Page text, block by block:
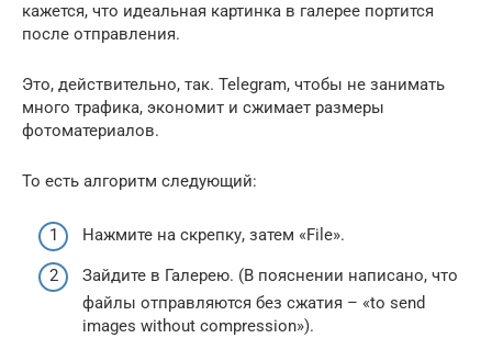
кажется, что идеальная картинка в галерее портится
после отправления.
Это, действительно, так. Telegram, чтобы не занимать
много трафика, экономит и сжимает размеры
фотоматериалов.
То есть алгоритм следующий:
Нажмите на скрепку, затем «File».
Зайдите в Галерею. (В пояснении написано, что
файлы отправляются без сжатия – «to send
images without compression»).